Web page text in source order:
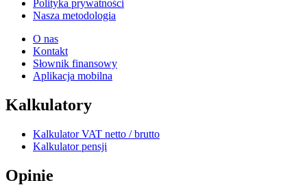
Polityka prywatności
Nasza metodologia
O nas
Kontakt
Słownik finansowy
Aplikacja mobilna
Kalkulatory
Kalkulator VAT netto / brutto
Kalkulator pensji
Opinie